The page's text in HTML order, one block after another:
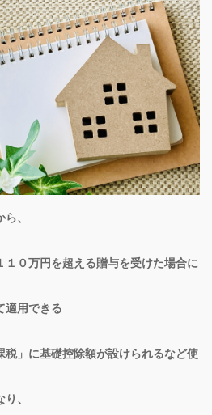
、
１０万円を超える贈与を受けた場合に
適用できる
税」に基礎控除額が設けられるなど使
、